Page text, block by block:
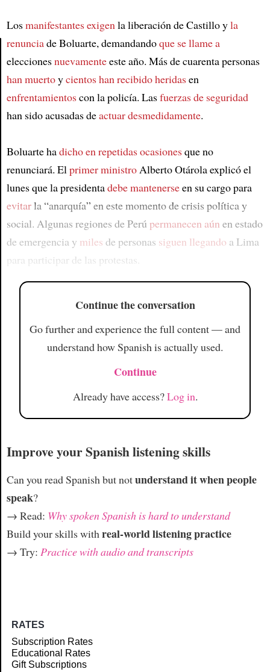
Losmanifestantes exigen la liberación de Castillo yla
renunciade Boluarte, demandandoque se llame a
eleccionesnuevamenteeste año. Más de cuarenta personas
han muertoycientos han recibido heridasen
enfrentamientoscon la policía. Lasfuerzas de seguridad
han sido acusadas deactuar desmedidamente.
Boluarte hadicho en repetidas ocasionesque no
renunciará. El primer ministroAlberto Otárola explicó el
lunes que la presidentadebe mantenerseen su cargo para
evitarla “anarquía” en este momento de crisis política y
social. Algunas regiones de Perú permanecen aún en estado
de emergencia y miles de personas siguen llegando a Lima
para participar de las protestas.
Continue the conversation
Go further and experience the full content — and
understand how Spanish is actually used.
Continue
Already have access?Log in.
Improve your Spanish listening skills
Can you read Spanish but notunderstand it when people
speak?
→ Read: Why spoken Spanish is hard to understand
Build your skills withreal-world listening practice
→ Try: Practice with audio and transcripts
RATES
Subscription Rates
Educational Rates
Gift Subscriptions